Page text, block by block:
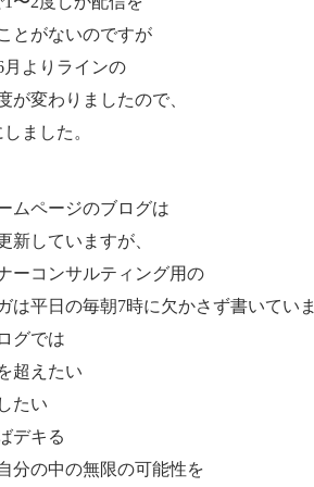
とがないのですが
月よりラインの
が変わりましたので、
ました。
ムページのブログは
新していますが、
ーコンサルティング用の
は平日の毎朝7時に欠かさず書いてい
グでは
超えたい
たい
デキる
分の中の無限の可能性を